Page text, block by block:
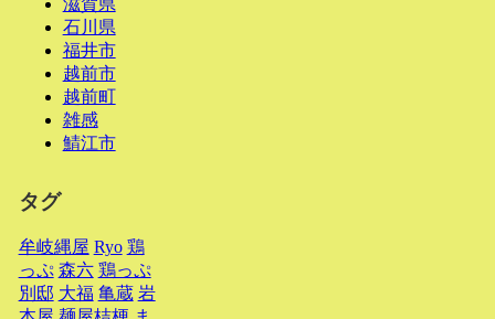
石川県
福井市
越前市
越前町
雑感
鯖江市
タグ
牟岐縄屋 Ryo 鶏
っぷ 森六 鶏っぷ
別邸 大福 亀蔵 岩